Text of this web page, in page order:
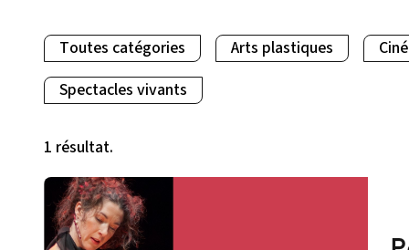
Toutes catégories Arts plastiques
Spectacles vivants
1 résultat.